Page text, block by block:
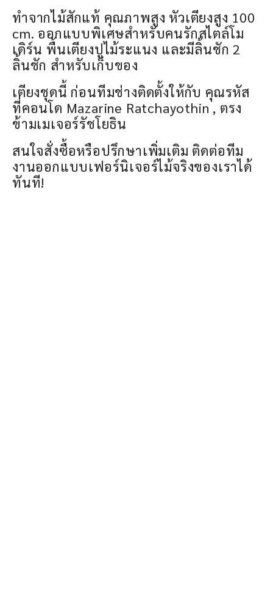
ทำจากไม้สักแท้ คุณภาพสูง หัวเตียงสูง 100
cm. ออกแบบพิเศษสำหรับคนรักสไตล์โม
เดิร์น พื้นเตียงปูไม้ระแนง และมีลิ้นชัก 2
ลิ้นชัก สำหรับเก็บของ
เตียงชุดนี้ ก่อนทีมช่างติดตั้งให้กับ คุณรหัส
ที่คอนโด Mazarine Ratchayothin , ตรง
ข้ามเมเจอร์รัชโยธิน
สนใจสั่งซื้อหรือปรึกษาเพิ่มเติม ติดต่อทีม
งานออกแบบเฟอร์นิเจอร์ไม้จริงของเราได้
ทันที!